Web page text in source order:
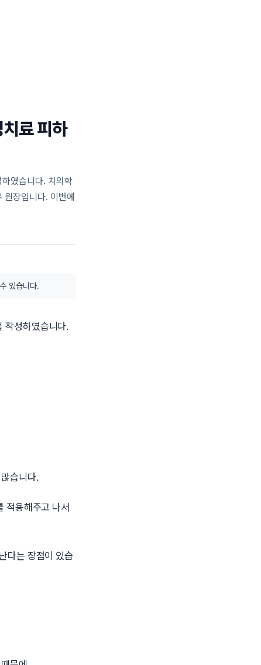
료 피하
였습니다. 치의학
장입니다. 이번에
있습니다.
작성하였습니다.
습니다.
적용해주고 나서
다는 장점이 있습